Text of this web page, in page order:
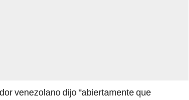
venezolano dijo "abiertamente que